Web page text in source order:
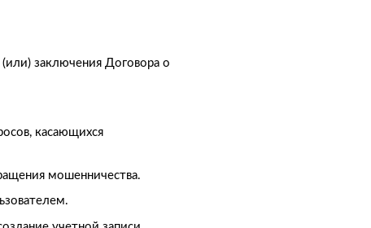
заключения Договора о
касающихся
мошенничества.